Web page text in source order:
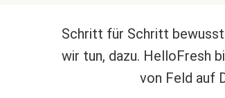
Schritt für Schritt
wir tun, dazu. HelloFresh
von Feld auf